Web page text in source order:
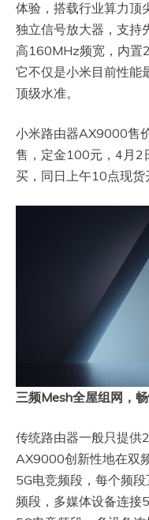
体验，搭载行业算力顶
独立信号放大器，支持
高160MHz频宽，内置
它不仅是小米目前性能
顶级水准。
小米路由器AX9000售
售，定金100元，4月2
买，同日上午10点现货
三频Mesh全屋组网，
传统路由器一般只提供
AX9000创新性地在双
5G电竞频段，每个频
频段，多媒体设备连接